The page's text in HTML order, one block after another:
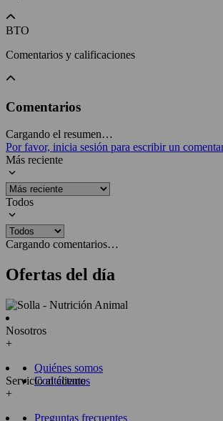
BTO
Comentarios y calificaciones
Comentarios
Cargando el resumen…
Por favor, inicia sesión para escribir un
Más reciente
Todos
Cargando comentarios…
Ofertas del día
Nosotros
+
Quiénes somos
Contáctanos
Servicio al cliente
+
Preguntas frecuentes